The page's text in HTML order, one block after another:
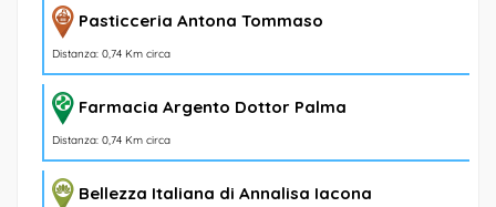
Pasticceria Antona Tommaso
Distanza: 0,74 Km circa
Farmacia Argento Dottor Palma
Distanza: 0,74 Km circa
Bellezza Italiana di Annalisa Iacona